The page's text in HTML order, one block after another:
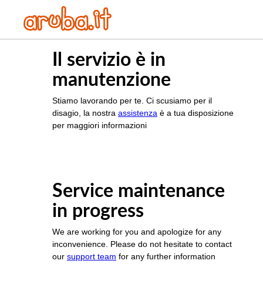
Il servizio è in
manutenzione
Stiamo lavorando per te. Ci scusiamo per il
disagio, la nostra assistenza è a tua disposizione
per maggiori informazioni
Service maintenance
in progress
We are working for you and apologize for any
inconvenience. Please do not hesitate to contact
our support team for any further information